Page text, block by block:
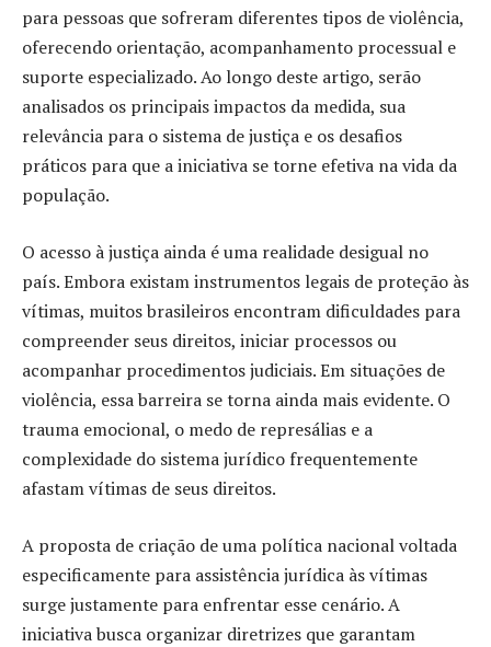
para pessoas que sofreram diferentes tipos de violência,
oferecendo orientação, acompanhamento processual e
suporte especializado. Ao longo deste artigo, serão
analisados os principais impactos da medida, sua
relevância para o sistema de justiça e os desafios
práticos para que a iniciativa se torne efetiva na vida da
população.
O acesso à justiça ainda é uma realidade desigual no
país. Embora existam instrumentos legais de proteção às
vítimas, muitos brasileiros encontram dificuldades para
compreender seus direitos, iniciar processos ou
acompanhar procedimentos judiciais. Em situações de
violência, essa barreira se torna ainda mais evidente. O
trauma emocional, o medo de represálias e a
complexidade do sistema jurídico frequentemente
afastam vítimas de seus direitos.
A proposta de criação de uma política nacional voltada
especificamente para assistência jurídica às vítimas
surge justamente para enfrentar esse cenário. A
iniciativa busca organizar diretrizes que garantam